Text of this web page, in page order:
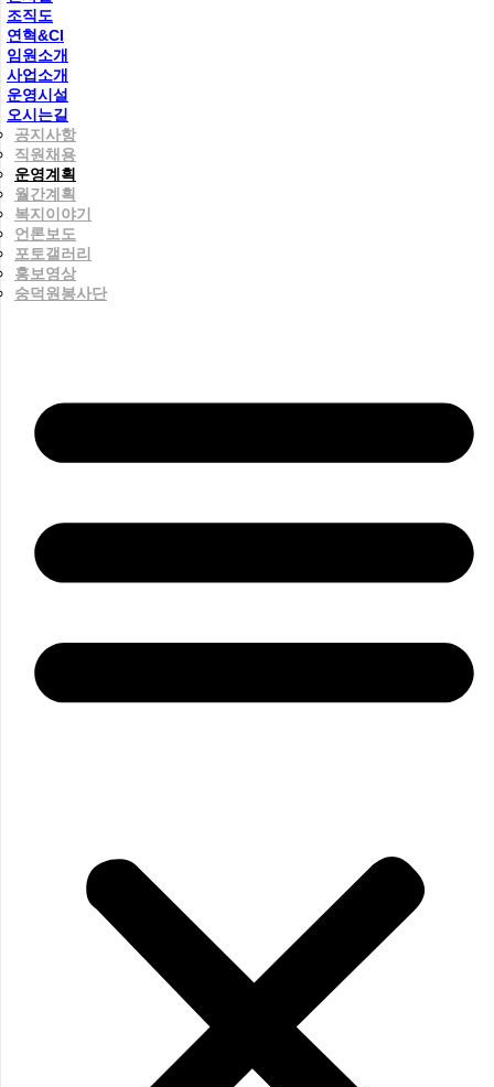
조직도
연혁&CI
임원소개
사업소개
운영시설
오시는길
공지사항
직원채용
운영계획
월간계획
복지이야기
언론보도
포토갤러리
홍보영상
숭덕원봉사단